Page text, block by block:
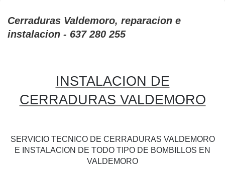
Cerraduras Valdemoro, reparacion e
instalacion - 637 280 255
INSTALACION DE
CERRADURAS VALDEMORO
SERVICIO TECNICO DE CERRADURAS VALDEMORO
E INSTALACION DE TODO TIPO DE BOMBILLOS EN
VALDEMORO